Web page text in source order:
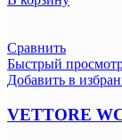
Сравнить
Быстрый
Добавить в
VETTORE